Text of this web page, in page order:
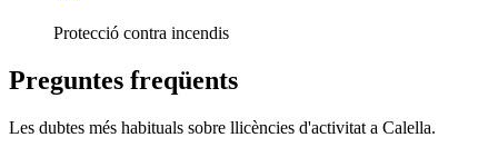
Protecció contra incendis
Preguntes freqüents
Les dubtes més habituals sobre llicències d'activitat a Calella.